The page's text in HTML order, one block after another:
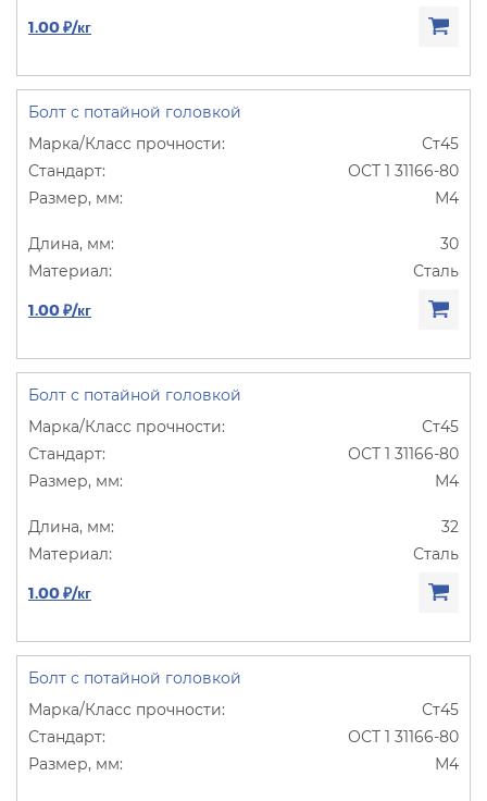
1.00 ₽/кг
Болт с потайной головкой
Ст45
ОСТ 1 31166-80
М4
30
Сталь
1.00 ₽/кг
Болт с потайной головкой
Ст45
ОСТ 1 31166-80
М4
32
Сталь
1.00 ₽/кг
Болт с потайной головкой
Ст45
ОСТ 1 31166-80
М4